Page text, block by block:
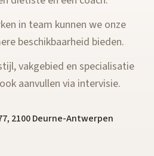
in team kunnen we onze
beschikbaarheid bieden.
vakgebied en specialisatie
aanvullen via intervisie.
2100 Deurne-Antwerpen